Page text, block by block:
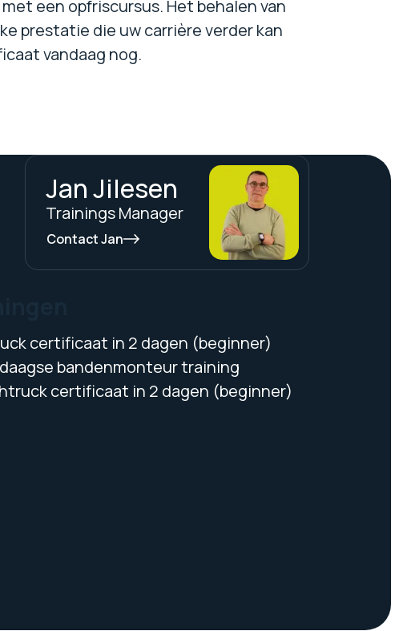
een opfriscursus. Het behalen van
prestatie die uw carrière verder kan
vandaag nog.
Jan Jilesen
Trainings Manager
Contact Jan
certificaat in 2 dagen (beginner)
bandenmonteur training
certificaat in 2 dagen (beginner)